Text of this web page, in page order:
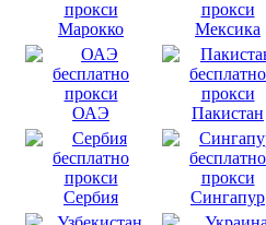
Марокко Мексика
ОАЭ Пакистан
Сербия Сингапур